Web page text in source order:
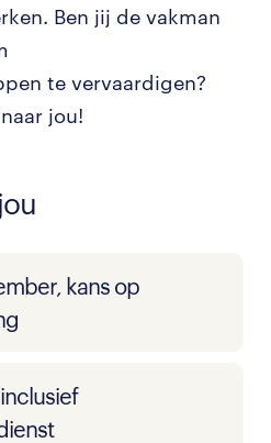
Ben jij de vakman
te vervaardigen?
jou!
kans op